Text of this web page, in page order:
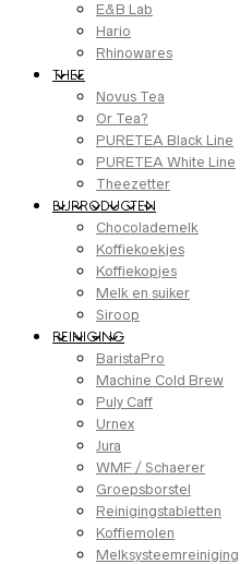
E&B Lab
Hario
Rhinowares
THEE
Novus Tea
Or Tea?
PURETEA Black Line
PURETEA White Line
Theezetter
BIJPRODUCTEN
Chocolademelk
Koffiekoekjes
Koffiekopjes
Melk en suiker
Siroop
REINIGING
BaristaPro
Machine Cold Brew
Puly Caff
Urnex
Jura
WMF / Schaerer
Groepsborstel
Reinigingstabletten
Koffiemolen
Melksysteemreiniging